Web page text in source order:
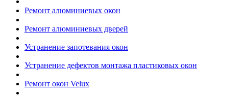
Ремонт алюминиевых окон
Ремонт алюминиевых дверей
Устранение запотевания окон
Устранение дефектов монтажа пластиковых окон
Ремонт окон Velux